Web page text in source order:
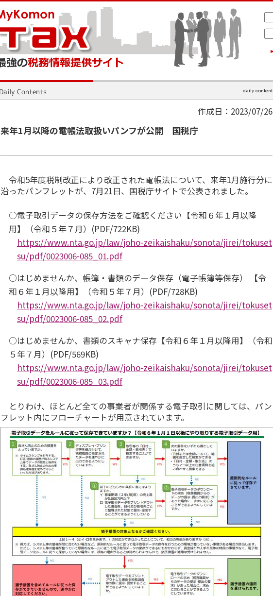
作成日：2023/07/26
来年1月以降の電帳法取扱いパンフが公開 国税庁
令和5年度税制改正により改正された電帳法について、来年1月施行分に
沿ったパンフレットが、7月21日、国税庁サイトで公表されました。
○電子取引データの保存方法をご確認ください【令和６年１月以降
用】（令和５年７月）(PDF/722KB)
https://www.nta.go.jp/law/joho-zeikaishaku/sonota/jirei/tokuset
su/pdf/0023006-085_01.pdf
○はじめませんか、帳簿・書類のデータ保存（電子帳簿等保存） 【令
和６年１月以降用】（令和５年７月）(PDF/728KB)
https://www.nta.go.jp/law/joho-zeikaishaku/sonota/jirei/tokuset
su/pdf/0023006-085_02.pdf
○はじめませんか、書類のスキャナ保存【令和６年１月以降用】（令和
５年７月）(PDF/569KB)
https://www.nta.go.jp/law/joho-zeikaishaku/sonota/jirei/tokuset
su/pdf/0023006-085_03.pdf
とりわけ、ほとんど全ての事業者が関係する電子取引に関しては、パン
フレット内にフローチャートが用意されています。